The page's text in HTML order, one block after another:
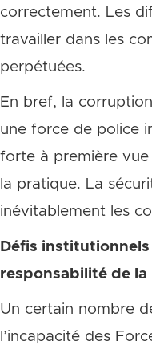
correctement. Les
travailler dans les
perpétuées.
En bref, la
une force de police
forte à première
la pratique. La
inévitablement les
Défis
responsabilité de la
Un certain nombre
l’incapacité des